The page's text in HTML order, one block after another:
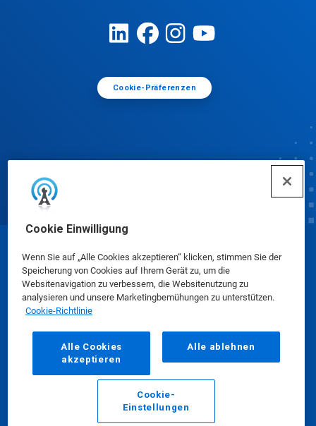
Cookie Einwilligung
Wenn Sie auf „Alle Cookies akzeptieren“ klicken, stimmen Sie der
Speicherung von Cookies auf Ihrem Gerät zu, um die
Websitenavigation zu verbessern, die Websitenutzung zu
analysieren und unsere Marketingbemühungen zu unterstützen.
Cookie-Richtlinie
Alle Cookies
akzeptieren
Alle ablehnen
Cookie-
Einstellungen
Cookie-Präferenzen
© Ecolab Inc. 2025
Sicherheitsdatenblätter|Datenschutzrichtlinie